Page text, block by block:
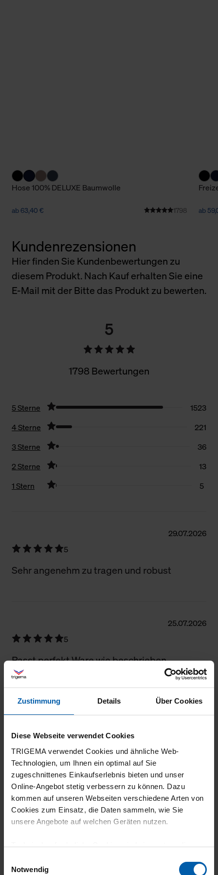
Zustimmung Details Über Cookies
Diese Webseite verwendet Cookies
TRIGEMA verwendet Cookies und ähnliche Web-
Technologien, um Ihnen ein optimal auf Sie
zugeschnittenes Einkaufserlebnis bieten und unser
Online-Angebot stetig verbessern zu können. Dazu
kommen auf unseren Webseiten verschiedene Arten von
Cookies zum Einsatz, die Daten sammeln, wie Sie
unsere Angebote auf welchen Geräten nutzen.
Technisch erforderliche Cookies sind eine notwendige
grundlegende Funktionen wie etwa zur Auswahl und
Notwendig
Hose 100% DELUXE Baumwolle
ab 63,40 € 1798 ab
Kundenrezensionen
Hier finden Sie Kundenbewertungen zu
diesem Produkt. Nach Kauf erhalten Sie eine
E-Mail mit der Bitte das Produkt zu bewerten.
5
1798 Bewertungen
5 Sterne
1523
4 Sterne
221
3 Sterne
36
2 Sterne
13
1 Stern
5
29.07.2026
5
Sehr angenehm zu tragen und robust
25.07.2026
5
Passt perfekt Ware wie beschrieben
23.07.2026
Sehr gute Qualität, war für meine Frau ein
wenig zu lang, würde mir im Online Shop
mehr Infos zu den Größen wünschen
4
Die Trigema Hose DELUXE Baumwolle macht